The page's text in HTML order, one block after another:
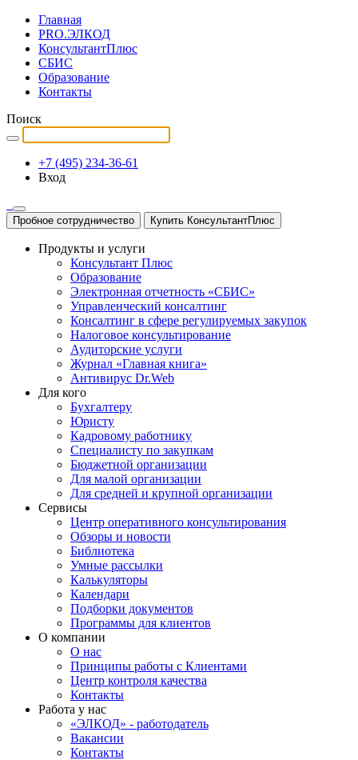
Главная
PRO.ЭЛКОД
КонсультантПлюс
СБИС
Образование
Контакты
Поиск
+7 (495) 234-36-61
Вход
Пробное сотрудничество Купить КонсультантПлюс
Продукты и услуги
Консультант Плюс
Образование
Электронная отчетность «СБИС»
Управленческий консалтинг
Консалтинг в сфере регулируемых закупок
Налоговое консультирование
Аудиторские услуги
Журнал «Главная книга»
Антивирус Dr.Web
Для кого
Бухгалтеру
Юристу
Кадровому работнику
Специалисту по закупкам
Бюджетной организации
Для малой организации
Для средней и крупной организации
Сервисы
Центр оперативного консультирования
Обзоры и новости
Библиотека
Умные рассылки
Калькуляторы
Календари
Подборки документов
Программы для клиентов
О компании
О нас
Принципы работы с Клиентами
Центр контроля качества
Контакты
Работа у нас
«ЭЛКОД» - работодатель
Вакансии
Контакты